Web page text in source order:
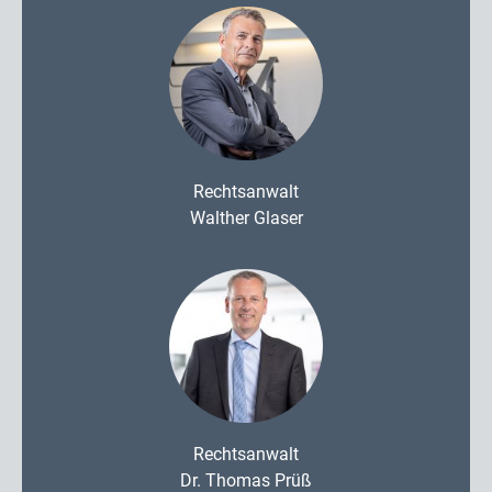
Rechtsanwalt
Walther Glaser
Rechtsanwalt
Dr. Thomas Prüß